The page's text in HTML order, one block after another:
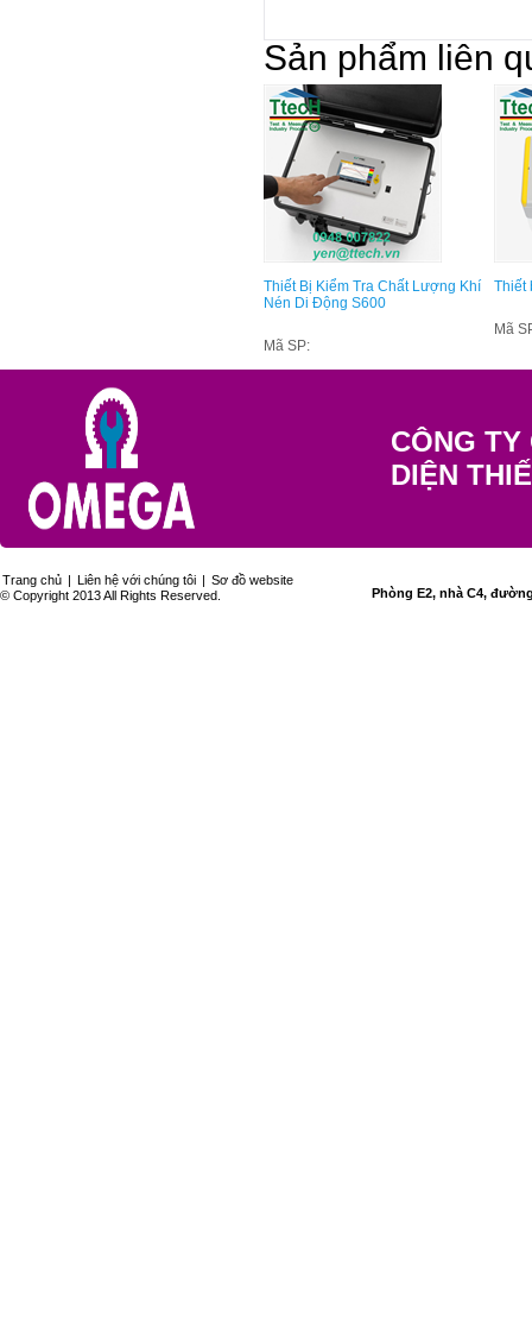
Sản phẩm liên
Thiết Bị Kiểm Tra Chất Lượng Khí
Nén Di Động S600
Mã SP:
Thiết
Mã
CÔNG
DIỆN
Trang chủ | Liên hệ với chúng tôi | Sơ đồ website
© Copyright 2013 All Rights Reserved.
Phòng E2, nhà C4,